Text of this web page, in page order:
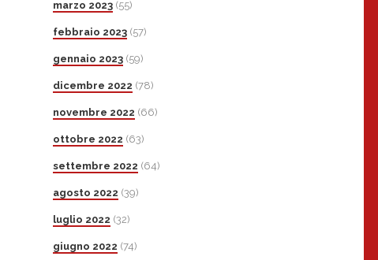
marzo 2023(55)
febbraio 2023(57)
gennaio 2023(59)
dicembre 2022 (78)
novembre 2022 (66)
ottobre 2022 (63)
settembre 2022 (64)
agosto 2022 (39)
luglio 2022 (32)
giugno 2022 (74)